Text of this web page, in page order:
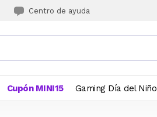
Centro de ayuda
Cupón MINI15 Gaming Día del Niño